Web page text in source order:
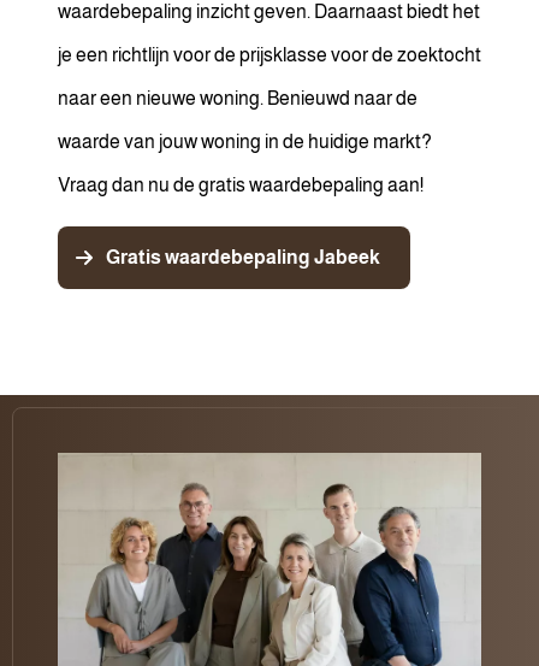
waardebepaling inzicht geven. Daarnaast biedt het
je een richtlijn voor de prijsklasse voor de zoektocht
naar een nieuwe woning. Benieuwd naar de
waarde van jouw woning in de huidige markt?
Vraag dan nu de gratis waardebepaling aan!
Gratis waardebepaling Jabeek